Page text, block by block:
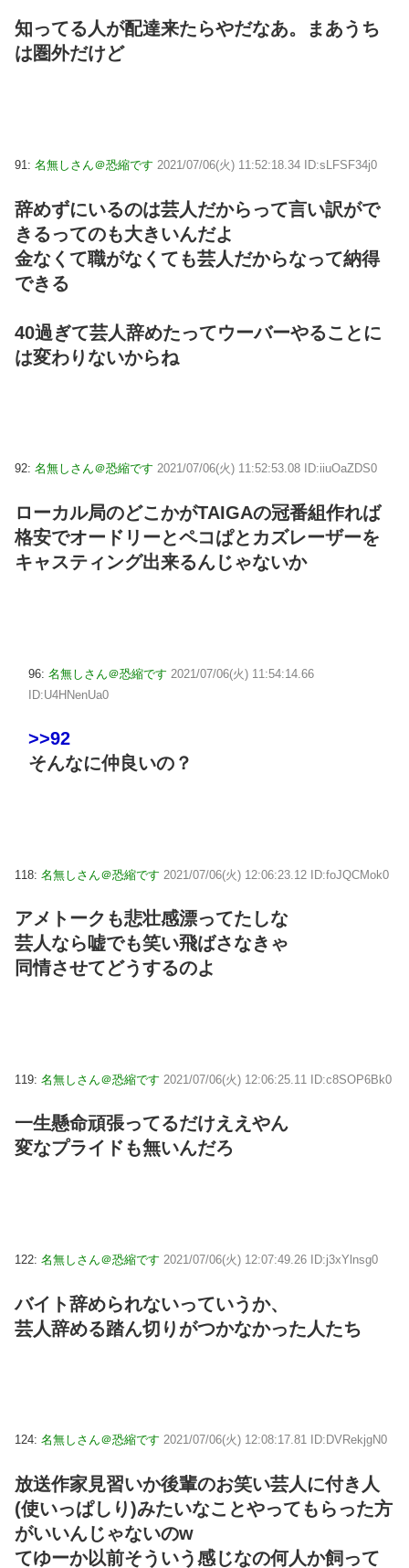
知ってる人が配達来たらやだなあ。まあうち
は圏外だけど
91: 名無しさん＠恐縮です 2021/07/06(火) 11:52:18.34 ID:sLFSF34j0
辞めずにいるのは芸人だからって言い訳がで
きるってのも大きいんだよ
金なくて職がなくても芸人だからなって納得
できる
40過ぎて芸人辞めたってウーバーやることに
は変わりないからね
92: 名無しさん＠恐縮です 2021/07/06(火) 11:52:53.08 ID:iiuOaZDS0
ローカル局のどこかがTAIGAの冠番組作れば
格安でオードリーとペコぱとカズレーザーを
キャスティング出来るんじゃないか
96: 名無しさん＠恐縮です 2021/07/06(火) 11:54:14.66
ID:U4HNenUa0
>>92
そんなに仲良いの？
118: 名無しさん＠恐縮です 2021/07/06(火) 12:06:23.12 ID:foJQCMok0
アメトークも悲壮感漂ってたしな
芸人なら嘘でも笑い飛ばさなきゃ
同情させてどうするのよ
119: 名無しさん＠恐縮です 2021/07/06(火) 12:06:25.11 ID:c8SOP6Bk0
一生懸命頑張ってるだけええやん
変なプライドも無いんだろ
122: 名無しさん＠恐縮です 2021/07/06(火) 12:07:49.26 ID:j3xYlnsg0
バイト辞められないっていうか、
芸人辞める踏ん切りがつかなかった人たち
124: 名無しさん＠恐縮です 2021/07/06(火) 12:08:17.81 ID:DVRekjgN0
放送作家見習いか後輩のお笑い芸人に付き人
(使いっぱしり)みたいなことやってもらった方
がいいんじゃないのw
てゆーか以前そういう感じなの何人か飼って